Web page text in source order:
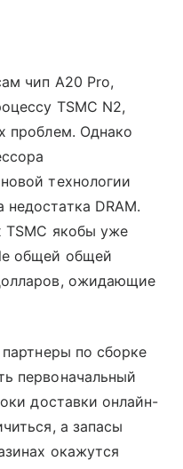
чип A20 Pro,
TSMC N2,
проблем. Однако
технологии
DRAM.
TSMC якобы уже
общей общей
ожидающие
по сборке
первоначальный
доставки онлайн-
а запасы
окажутся